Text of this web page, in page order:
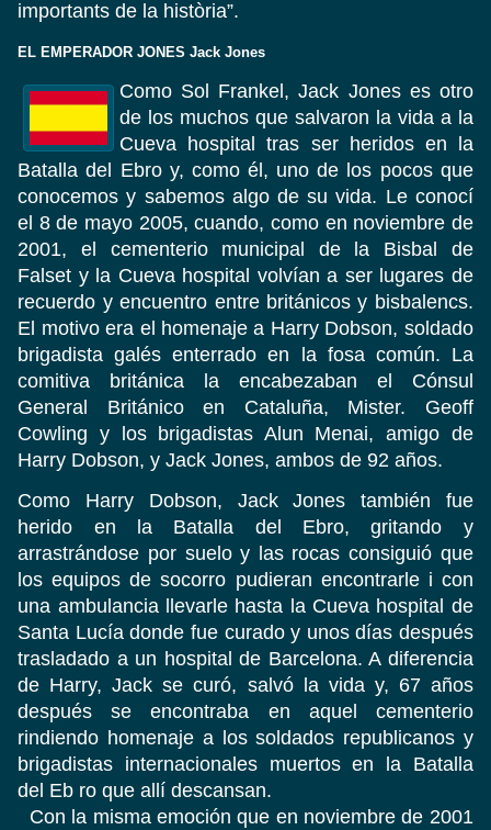
importants de la història”.
EL EMPERADOR JONES Jack Jones
Como Sol Frankel, Jack Jones es otro
de los muchos que salvaron la vida a la
Cueva hospital tras ser heridos en la
Batalla del Ebro y, como él, uno de los pocos que
conocemos y sabemos algo de su vida. Le conocí
el 8 de mayo 2005, cuando, como en noviembre de
2001, el cementerio municipal de la Bisbal de
Falset y la Cueva hospital volvían a ser lugares de
recuerdo y encuentro entre británicos y bisbalencs.
El motivo era el homenaje a Harry Dobson, soldado
brigadista galés enterrado en la fosa común. La
comitiva británica la encabezaban el Cónsul
General Británico en Cataluña, Mister. Geoff
Cowling y los brigadistas Alun Menai, amigo de
Harry Dobson, y Jack Jones, ambos de 92 años.
Como Harry Dobson, Jack Jones también fue
herido en la Batalla del Ebro, gritando y
arrastrándose por suelo y las rocas consiguió que
los equipos de socorro pudieran encontrarle i con
una ambulancia llevarle hasta la Cueva hospital de
Santa Lucía donde fue curado y unos días después
trasladado a un hospital de Barcelona. A diferencia
de Harry, Jack se curó, salvó la vida y, 67 años
después se encontraba en aquel cementerio
rindiendo homenaje a los soldados republicanos y
brigadistas internacionales muertos en la Batalla
del Eb ro que allí descansan.
Con la misma emoción que en noviembre de 2001